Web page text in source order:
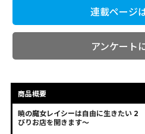
連載ページ
アンケート
商品概要
暁の魔女レイシーは自由に生きたい 2
びりお店を開きます～